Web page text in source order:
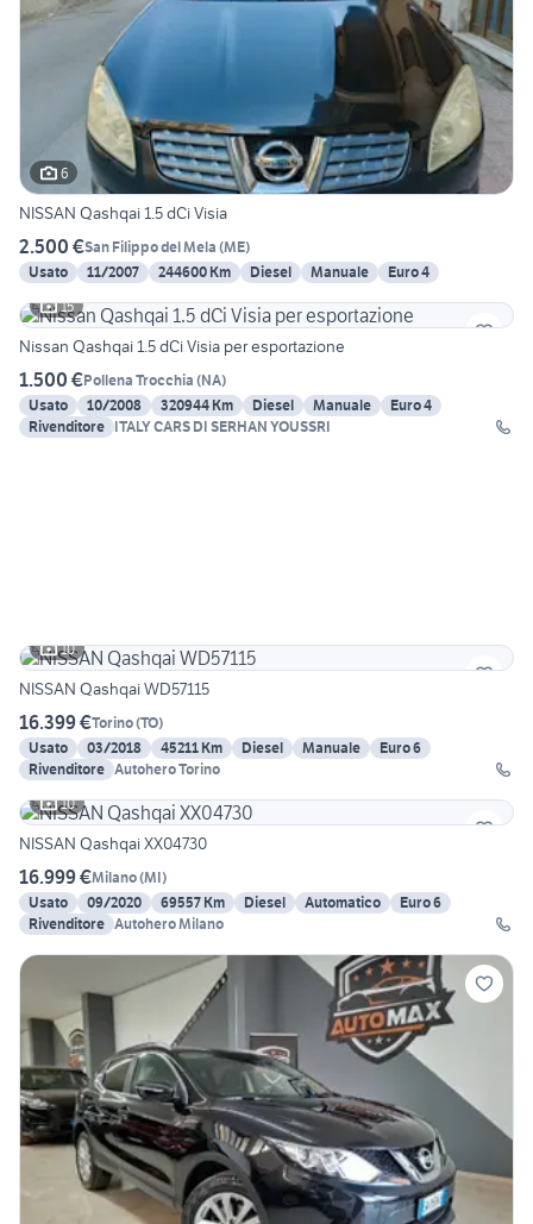
6
NISSAN Qashqai 1.5 dCi Visia
2.500 €San Filippo del Mela (ME)
Usato
11/2007 244600 Km Diesel Manuale
Euro 4
15
Nissan Qashqai 1.5 dCi Visia per esportazione
1.500 €Pollena Trocchia (NA)
Usato
10/2008 320944 Km Diesel Manuale
Euro 4
Rivenditore ITALY CARS DI SERHAN YOUSSRI
10
NISSAN Qashqai WD57115
16.399 €Torino(TO)
Usato
03/2018 45211 Km Diesel Manuale
Euro 6
Rivenditore Autohero Torino
10
NISSAN Qashqai XX04730
16.999 €Milano(MI)
Usato
09/2020 69557 Km Diesel Automatico
Euro 6
Rivenditore Autohero Milano